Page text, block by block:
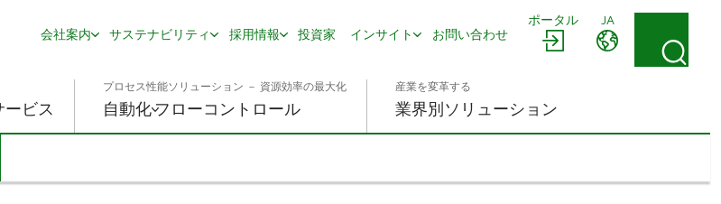
ポータル
JA
会社案内
サステナビリティ 採用情報 投資家 インサイト お問い合わせ
ービス
プロセス性能ソリューション － 資源効率の最大化
自動化フローコントロール
産業を変革する
業界別ソリューション